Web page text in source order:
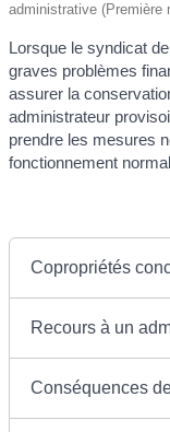
administrative (Première
Lorsque le syndicat
graves problèmes
assurer la
administrateur
prendre les mesures
fonctionnement
Copropriétés
Recours à un
Conséquences